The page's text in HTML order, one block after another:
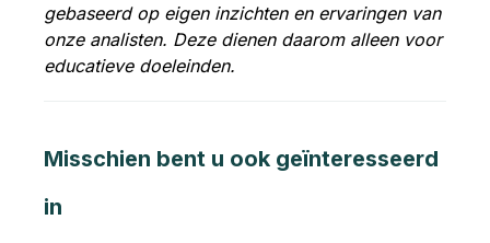
gebaseerd op eigen inzichten en ervaringen van
onze analisten. Deze dienen daarom alleen voor
educatieve doeleinden.
Misschien bent u ook geïnteresseerd
in